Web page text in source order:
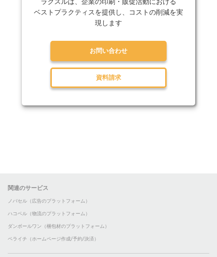
ベストプラクティスを提供し、コストの削減を実
現します
お問い合わせ
資料請求
関連のサービス
ノバセル（広告のプラットフォーム）
ハコベル（物流のプラットフォーム）
ダンボールワン（梱包材のプラットフォーム）
ペライチ（ホームページ作成/予約/決済）